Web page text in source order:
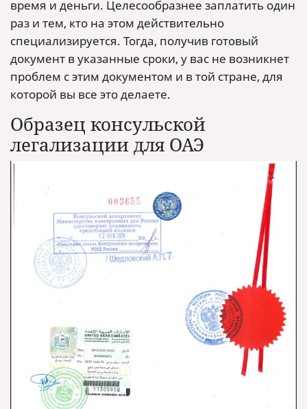
время и деньги. Целесообразнее заплатить один
раз и тем, кто на этом действительно
специализируется. Тогда, получив готовый
документ в указанные сроки, у вас не возникнет
проблем с этим документом и в той стране, для
которой вы все это делаете.
Образец консульской
легализации для ОАЭ